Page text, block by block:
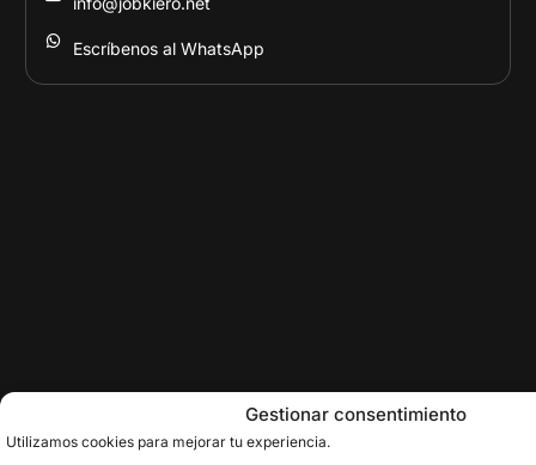
Gestionar consentimiento
Utilizamos cookies para mejorar tu experiencia.
Escríbenos al WhatsApp